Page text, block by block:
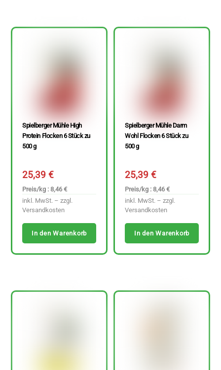
Spielberger Mühle High
Protein Flocken 6 Stück zu
500 g
25,39€
Preis/kg : 8,46 €
inkl. MwSt. – zzgl.
Versandkosten
In den Warenkorb
Spielberger Mühle Darm
Wohl Flocken 6 Stück zu
500 g
25,39€
Preis/kg : 8,46 €
inkl. MwSt. – zzgl.
Versandkosten
In den Warenkorb